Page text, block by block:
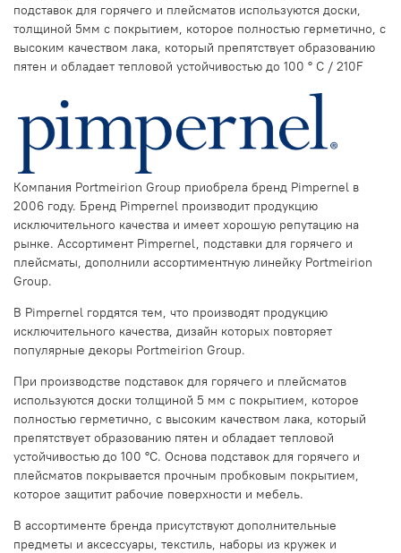
подставок для горячего и плейсматов используются доски,
толщиной 5мм с покрытием, которое полностью герметично, с
высоким качеством лака, который препятствует образованию
пятен и обладает тепловой устойчивостью до 100 ° С / 210F
Компания Portmeirion Group приобрела бренд Pimpernel в
2006 году. Бренд Pimpernel производит продукцию
исключительного качества и имеет хорошую репутацию на
рынке. Ассортимент Pimpernel, подставки для горячего и
плейсматы, дополнили ассортиментную линейку Portmeirion
Group.
В Pimpernel гордятся тем, что производят продукцию
исключительного качества, дизайн которых повторяет
популярные декоры Portmeirion Group.
При производстве подставок для горячего и плейсматов
используются доски толщиной 5 мм с покрытием, которое
полностью герметично, с высоким качеством лака, который
препятствует образованию пятен и обладает тепловой
устойчивостью до 100 °С. Основа подставок для горячего и
плейсматов покрывается прочным пробковым покрытием,
которое защитит рабочие поверхности и мебель.
В ассортименте бренда присутствуют дополнительные
предметы и аксессуары, текстиль, наборы из кружек и